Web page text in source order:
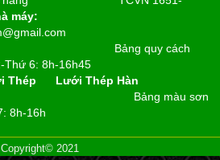
Bảng quy cách
6: 8h-16h45
Thép
Lưới Thép Hàn
Bảng màu sơn
8h-16h
Copyright© 2021